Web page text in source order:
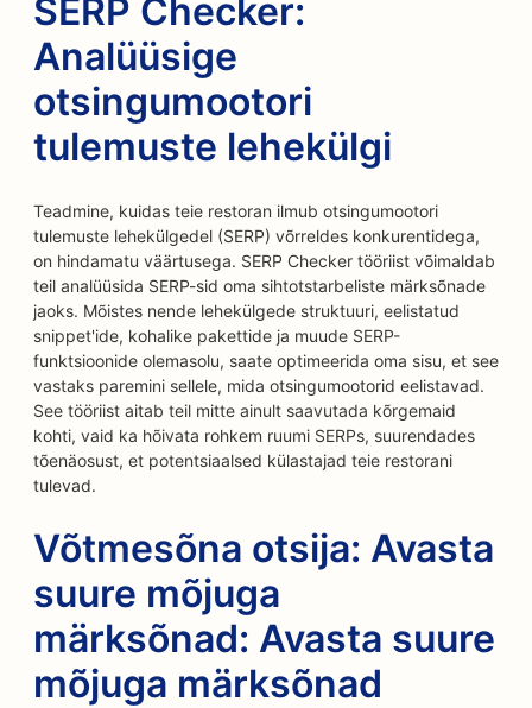
SERP Checker:
Analüüsige
otsingumootori
tulemuste lehekülgi
Teadmine, kuidas teie restoran ilmub otsingumootori
tulemuste lehekülgedel (SERP) võrreldes konkurentidega,
on hindamatu väärtusega. SERP Checker tööriist võimaldab
teil analüüsida SERP-sid oma sihtotstarbeliste märksõnade
jaoks. Mõistes nende lehekülgede struktuuri, eelistatud
snippet'ide, kohalike pakettide ja muude SERP-
funktsioonide olemasolu, saate optimeerida oma sisu, et see
vastaks paremini sellele, mida otsingumootorid eelistavad.
See tööriist aitab teil mitte ainult saavutada kõrgemaid
kohti, vaid ka hõivata rohkem ruumi SERPs, suurendades
tõenäosust, et potentsiaalsed külastajad teie restorani
tulevad.
Võtmesõna otsija: Avasta
suure mõjuga
märksõnad: Avasta suure
mõjuga märksõnad